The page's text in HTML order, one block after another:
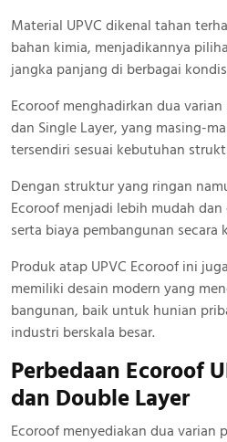
Material UPVC dikenal tahan
bahan kimia, menjadikannya
jangka panjang di berbagai
Ecoroof menghadirkan dua
dan Single Layer, yang masing-
tersendiri sesuai kebutuhan
Dengan struktur yang ringan
Ecoroof menjadi lebih mudah
serta biaya pembangunan secara
Produk atap UPVC Ecoroof ini
memiliki desain modern yang
bangunan, baik untuk hunian
industri berskala besar.
Perbedaan Ecoroof
dan Double Layer
Ecoroof menyediakan dua varian